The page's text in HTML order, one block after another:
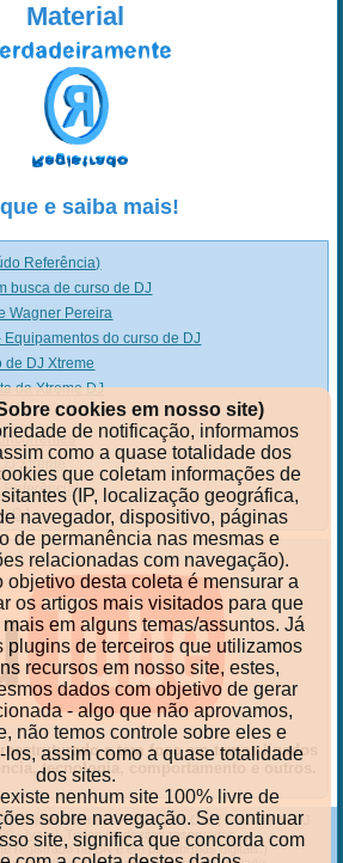
Material
e saiba mais!
Referência)
busca de curso de DJ
Wagner Pereira
do curso de DJ
de DJ Xtreme
da Xtreme DJ
Xtreme
Referência)
DJ
e tem foco em temas ligados
tecnologia, comportamento e outros.
críticas, tutoriais e dicas para DJs| O curso de DJ
- [year]. Todos os direitos reservados.
registrado na BN e em plataformas digitais.)
cookies em nosso site)
de notificação, informamos
como a quase totalidade dos
que coletam informações de
(IP, localização geográfica,
navegador, dispositivo, páginas
de permanência nas mesmas e
relacionadas com navegação).
objetivo desta coleta é mensurar a
os artigos mais visitados para que
em alguns temas/assuntos. Já
plugins de terceiros que utilizamos
recursos em nosso site, estes,
dados com objetivo de gerar
- algo que não aprovamos,
não temos controle sobre eles e
assim como a quase totalidade
dos sites.
nenhum site 100% livre de
sobre navegação. Se continuar
site, significa que concorda com